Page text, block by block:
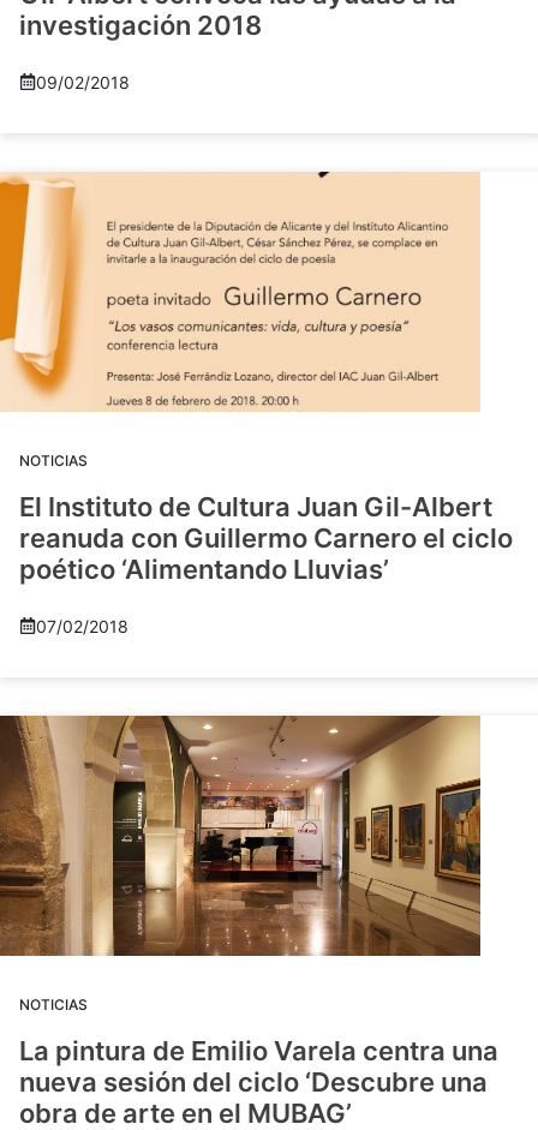
investigación 2018
09/02/2018
NOTICIAS
El Instituto de Cultura Juan Gil-Albert
reanuda con Guillermo Carnero el ciclo
poético ‘Alimentando Lluvias’
07/02/2018
NOTICIAS
La pintura de Emilio Varela centra una
nueva sesión del ciclo ‘Descubre una
obra de arte en el MUBAG’